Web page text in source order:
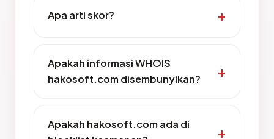
Apa arti skor?
Apakah informasi WHOIS
hakosoft.com disembunyikan?
Apakah hakosoft.com ada di